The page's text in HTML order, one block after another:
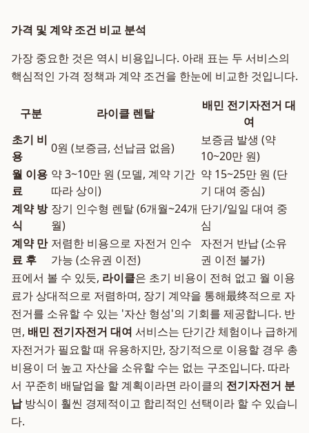
가격 및 계약 조건 비교 분석
가장 중요한 것은 역시 비용입니다. 아래 표는 두 서비스의
핵심적인 가격 정책과 계약 조건을 한눈에 비교한 것입니다.
구분 라이클 렌탈
배민 전기자전거 대
여
초기 비
용
0원 (보증금, 선납금 없음)
보증금 발생 (약
10~20만 원)
월 이용
료
약 3~10만 원 (모델, 계약 기간
따라 상이)
약 15~25만 원 (단
기 대여 중심)
계약 방
식
장기 인수형 렌탈 (6개월~24개
월)
단기/일일 대여 중
심
계약 만
료 후
저렴한 비용으로 자전거 인수
가능 (소유권 이전)
자전거 반납 (소유
권 이전 불가)
표에서 볼 수 있듯, 라이클은 초기 비용이 전혀 없고 월 이용
료가 상대적으로 저렴하며, 장기 계약을 통해最终적으로 자
전거를 소유할 수 있는 '자산 형성'의 기회를 제공합니다. 반
면, 배민 전기자전거 대여 서비스는 단기간 체험이나 급하게
자전거가 필요할 때 유용하지만, 장기적으로 이용할 경우 총
비용이 더 높고 자산을 소유할 수는 없는 구조입니다. 따라
서 꾸준히 배달업을 할 계획이라면 라이클의 전기자전거 분
납방식이 훨씬 경제적이고 합리적인 선택이라 할 수 있습니
다.